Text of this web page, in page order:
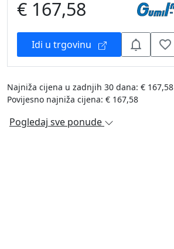
€ 167,58
Idi u trgovinu
Najniža cijena u zadnjih 30 dana: € 167,58
Povijesno najniža cijena: € 167,58
Pogledaj sve ponude